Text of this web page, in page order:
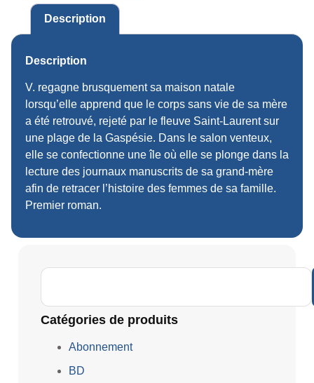
Description
Description
V. regagne brusquement sa maison natale
lorsqu’elle apprend que le corps sans vie de sa mère
a été retrouvé, rejeté par le fleuve Saint-Laurent sur
une plage de la Gaspésie. Dans le salon venteux,
elle se confectionne une île où elle se plonge dans la
lecture des journaux manuscrits de sa grand-mère
afin de retracer l’histoire des femmes de sa famille.
Premier roman.
Catégories de produits
Abonnement
BD